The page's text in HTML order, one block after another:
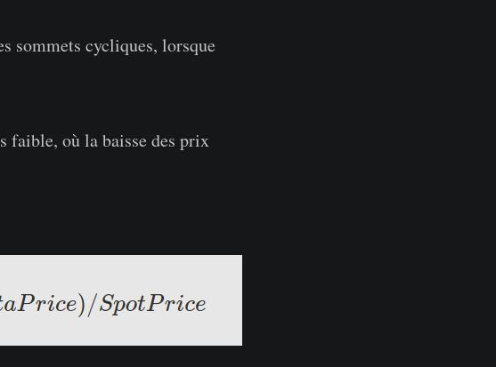
sommets cycliques, lorsque
faible, où la baisse des prix